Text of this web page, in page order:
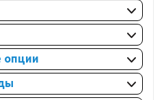
опции